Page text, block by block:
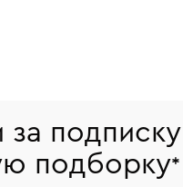
подписку
подборку*